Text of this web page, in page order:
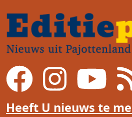
Heeft U nieuws te